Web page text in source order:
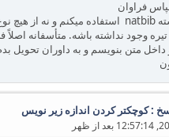
فراوان
وجود نداشته باشه. متأسفانه اصلاً
داخل متن بنویسم و به داوران تحویل
: کوچکتر کردن اندازه زیر نویس